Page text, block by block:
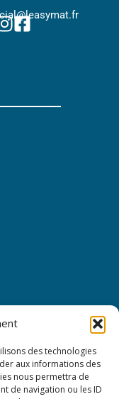
des technologies
aux informations des
nous permettra de
de navigation ou les ID